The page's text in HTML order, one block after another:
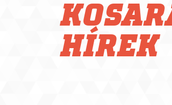
HÍREK